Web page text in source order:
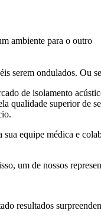
ambiente para o outro
serem ondulados. Ou
de isolamento
superior de
sua equipe médica e
um de nossos
resultados